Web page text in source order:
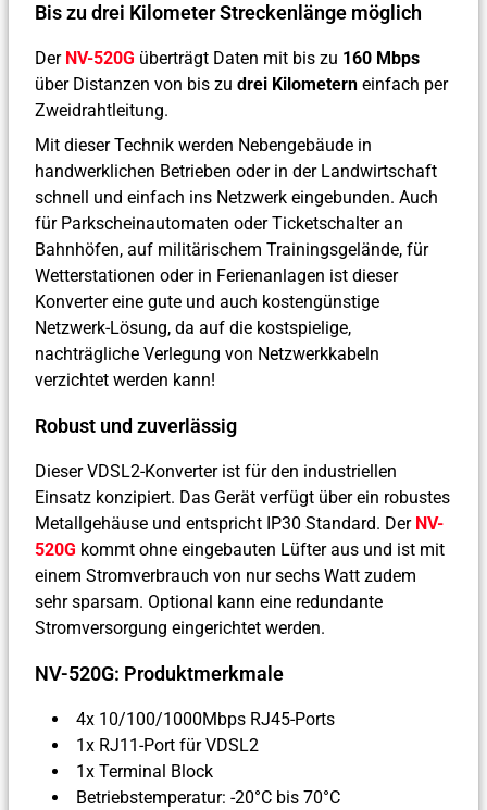
Bis zu drei Kilometer Streckenlänge möglich
Der NV-520G überträgt Daten mit bis zu 160 Mbps
über Distanzen von bis zu drei Kilometern einfach per
Zweidrahtleitung.
Mit dieser Technik werden Nebengebäude in
handwerklichen Betrieben oder in der Landwirtschaft
schnell und einfach ins Netzwerk eingebunden. Auch
für Parkscheinautomaten oder Ticketschalter an
Bahnhöfen, auf militärischem Trainingsgelände, für
Wetterstationen oder in Ferienanlagen ist dieser
Konverter eine gute und auch kostengünstige
Netzwerk-Lösung, da auf die kostspielige,
nachträgliche Verlegung von Netzwerkkabeln
verzichtet werden kann!
Robust und zuverlässig
Dieser VDSL2-Konverter ist für den industriellen
Einsatz konzipiert. Das Gerät verfügt über ein robustes
Metallgehäuse und entspricht IP30 Standard. Der NV-
520G kommt ohne eingebauten Lüfter aus und ist mit
einem Stromverbrauch von nur sechs Watt zudem
sehr sparsam. Optional kann eine redundante
Stromversorgung eingerichtet werden.
NV-520G: Produktmerkmale
4x 10/100/1000Mbps RJ45-Ports
1x RJ11-Port für VDSL2
1x Terminal Block
Betriebstemperatur: -20°C bis 70°C